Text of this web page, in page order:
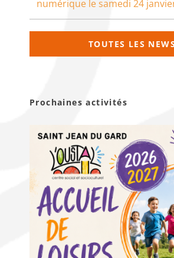
numérique le samedi 24
TOUTES LES
Prochaines activités